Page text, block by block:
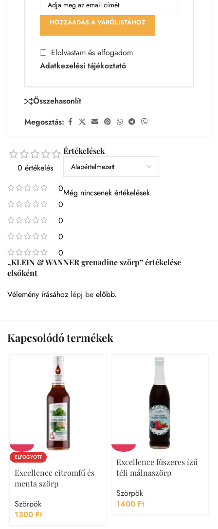
HOZZÁADÁS A VÁRÓLISTÁHOZ
Elolvastam és elfogadom
Adatkezelési tájékoztató
Összehasonlít
Megosztás:
0 értékelés
0
0
0
0
0
Értékelések
Még nincsenek értékelések.
„KLEIN & WANNER grenadine szörp” értékelése
elsőként
Vélemény írásához lépj be előbb.
Kapcsolódó termékek
ELFOGYOTT
Excellence citromfű és
menta szörp
Szörpök
1300 Ft
Excellence fűszeres ízű
téli málnaszörp
Szörpök
1400 Ft